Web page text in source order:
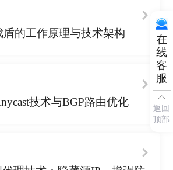
的工作原理与技术架构
技术与BGP路由优化
在
线
客
服
返回
顶部